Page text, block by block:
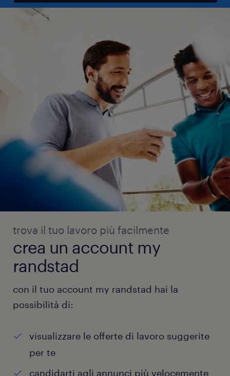
trova il tuo lavoro più facilmente
crea un account my
randstad
con il tuo account my randstad hai la
possibilità di:
visualizzare le offerte di lavoro suggerite
per te
candidarti agli annunci più velocemente